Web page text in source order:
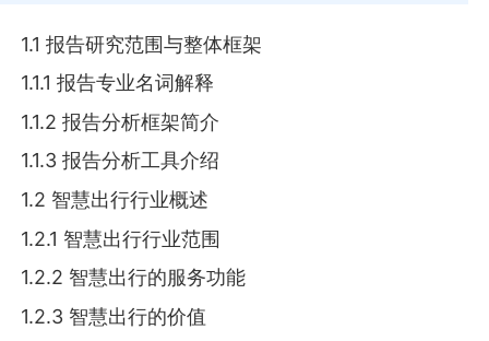
1.1 报告研究范围与整体框架
1.1.1 报告专业名词解释
1.1.2 报告分析框架简介
1.1.3 报告分析工具介绍
1.2 智慧出行行业概述
1.2.1 智慧出行行业范围
1.2.2 智慧出行的服务功能
1.2.3 智慧出行的价值